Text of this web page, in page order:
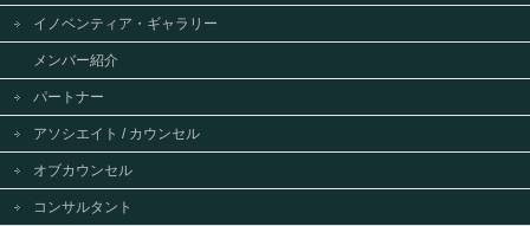
イノベンティア・ギャラリー
メンバー紹介
パートナー
アソシエイト / カウンセル
オブカウンセル
コンサルタント